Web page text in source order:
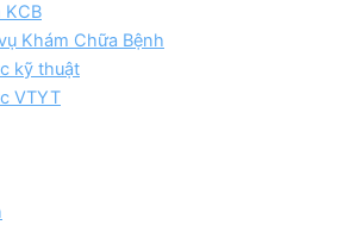
KCB
Khám Chữa Bệnh
kỹ thuật
VTYT